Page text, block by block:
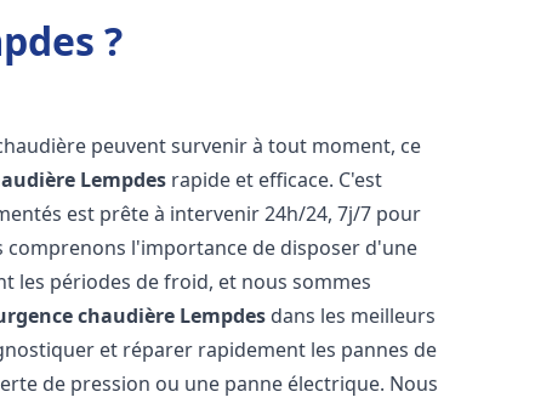
?
peuvent survenir à tout moment, ce
Lempdes rapide et efficace. C'est
est prête à intervenir 24h/24, 7j/7 pour
l'importance de disposer d'une
les périodes de froid, et nous sommes
chaudière Lempdes dans les meilleurs
et réparer rapidement les pannes de
de pression ou une panne électrique. Nous